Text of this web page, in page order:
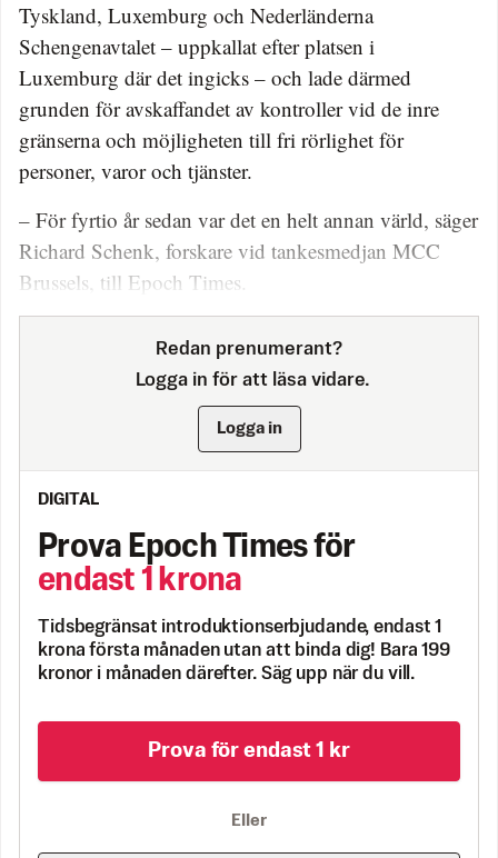
Tyskland, Luxemburg och Nederländerna
Schengenavtalet – uppkallat efter platsen i
Luxemburg där det ingicks – och lade därmed
grunden för avskaffandet av kontroller vid de inre
gränserna och möjligheten till fri rörlighet för
personer, varor och tjänster.
– För fyrtio år sedan var det en helt annan värld, säger
Richard Schenk, forskare vid tankesmedjan MCC
Brussels, till Epoch Times.
Redan prenumerant?
Logga in för att läsa vidare.
Logga in
DIGITAL
Prova Epoch Times för
endast 1 krona
Tidsbegränsat introduktionserbjudande, endast 1
krona första månaden utan att binda dig! Bara 199
kronor i månaden därefter. Säg upp när du vill.
Prova för endast 1 kr
Eller